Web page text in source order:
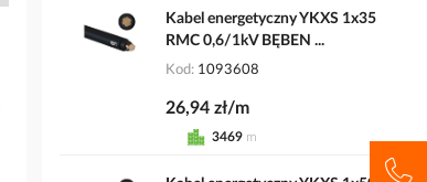
Kabel energetyczny YKXS 1x35
RMC 0,6/1kV BĘBEN ...
Kod 1093608
26,94 zł/m
3469 m